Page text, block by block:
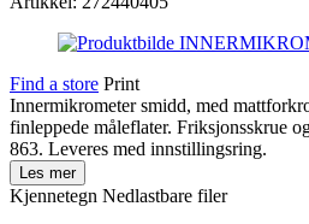
Find a store Print
Innermikrometer smidd, med
finleppede måleflater. Friksjonsskrue
863. Leveres med innstillingsring.
Les mer
Kjennetegn Nedlastbare filer